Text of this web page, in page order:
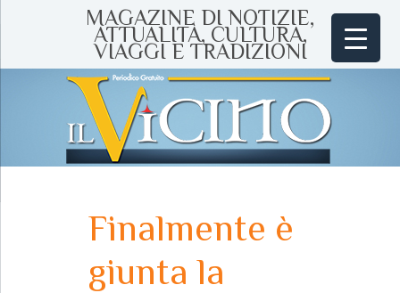
MAGAZINE DI NOTIZIE,
ATTUALITÀ, CULTURA,
VIAGGI E TRADIZIONI
Finalmente è
giunta la